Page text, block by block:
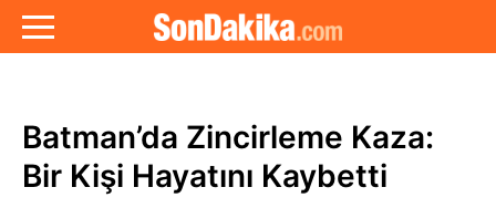
Batman’da Zincirleme Kaza:
Bir Kişi Hayatını Kaybetti